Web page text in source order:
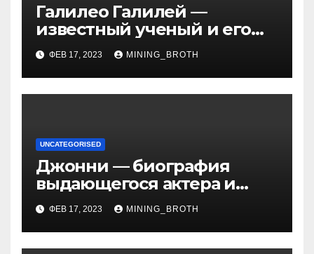
Галилео Галилей —
известный ученый и его
открытия — краткая
биография, достижения и
вклад в науку
ФЕВ 17, 2023 MINING_BROTH
UNCATEGORISED
Джонни — биография
выдающегося актера и
талантливого певца, чья
артистичность захватывает
миллионы сердец
ФЕВ 17, 2023 MINING_BROTH